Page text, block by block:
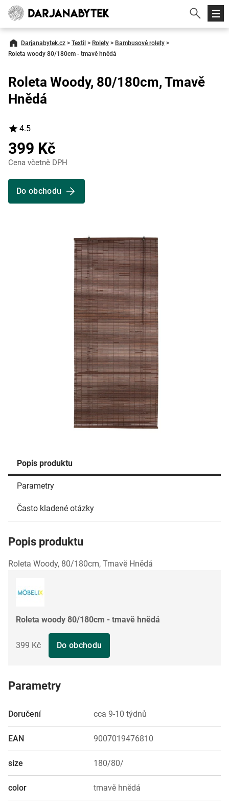
Darjanabytek.cz > Textil > Rolety > Bambusové rolety >
Roleta woody 80/180cm - tmavě hnědá
Popis produktu
Parametry
Často kladené otázky
Popis produktu
Roleta Woody, 80/180cm, Tmavě Hnědá
Roleta woody 80/180cm - tmavě hnědá
399 Kč Do obchodu
Parametry
Doručení cca 9-10 týdnů
EAN 9007019476810
size 180/80/
color tmavě hnědá
Roleta Woody, 80/180cm, Tmavě
Hnědá
4.5
399 Kč
Cena včetně DPH
Do obchodu